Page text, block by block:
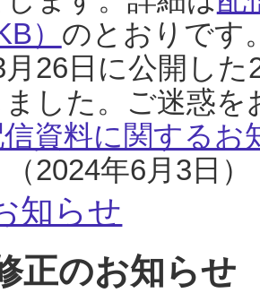
） のとおりです
26日に公開し
ました。ご迷惑
資料に関するお
2024年6月3日）
知らせ
正のお知らせ